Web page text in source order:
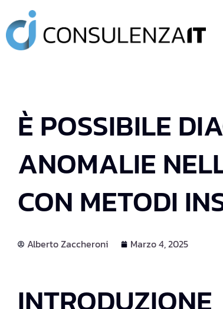
È POSSIBILE
ANOMALIE
CON METODI
Alberto Zaccheroni Marzo 4, 2025